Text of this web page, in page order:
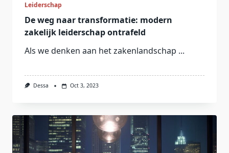
Leiderschap
De weg naar transformatie: modern
zakelijk leiderschap ontrafeld
Als we denken aan het zakenlandschap ...
Dessa Oct 3, 2023